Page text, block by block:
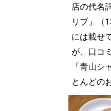
店の代名
リブ」（
には載せ
が、口コ
「青山シ
とんどの